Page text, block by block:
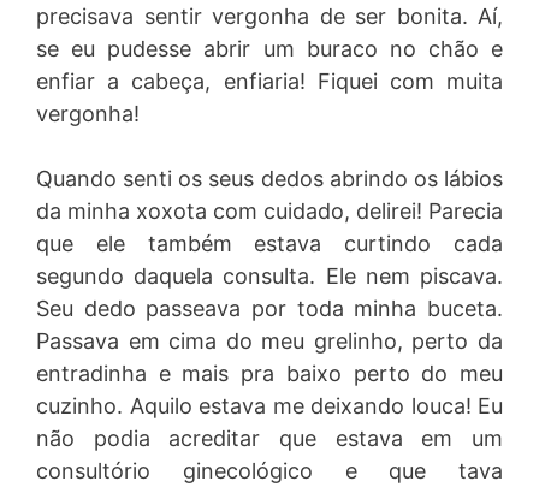
precisava sentir vergonha de ser bonita. Aí,
se eu pudesse abrir um buraco no chão e
enfiar a cabeça, enfiaria! Fiquei com muita
vergonha!
Quando senti os seus dedos abrindo os lábios
da minha xoxota com cuidado, delirei! Parecia
que ele também estava curtindo cada
segundo daquela consulta. Ele nem piscava.
Seu dedo passeava por toda minha buceta.
Passava em cima do meu grelinho, perto da
entradinha e mais pra baixo perto do meu
cuzinho. Aquilo estava me deixando louca! Eu
não podia acreditar que estava em um
consultório ginecológico e que tava